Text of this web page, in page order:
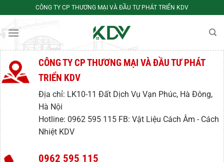
nội
CÔNG TY CP THƯƠNG MẠI VÀ ĐẦU TƯ PHÁT TRIỂN KDV
CÔNG TY CP THƯƠNG MẠI VÀ ĐẦU TƯ PHÁT
TRIỂN KDV
Địa chỉ: LK10-11 Đất Dịch Vụ Vạn Phúc, Hà Đông,
Hà Nội
Hotline: 0962 595 115 FB: Vật Liệu Cách Âm - Cách
Nhiệt KDV
0962 595 115